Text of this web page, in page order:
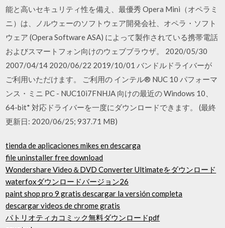
能と高いセキュリティ性を備え、最優秀 Opera Mini（オペラミ
ニ）は、ノルウェーのソフトウェア開発会社、オペラ・ソフト
ウェア (Opera Software ASA) によって製作されている携帯電話
およびスマートフォン向けのウェブブラウザ。 2020/05/30
2007/04/14 2020/06/22 2019/10/01 バンドルドライバーが
ご利用いただけます。 ご利用の インテル® NUC 10 パフォーマ
ンス・ミニ PC - NUC10i7FNHJA 向けの最近の Windows 10、
64-bit* 対応ドライバーを一度にダウンロードできます。 (最終
更新日: 2020/06/25; 937.71 MB)
tienda de aplicaciones mikes en descarga
file uninstaller free download
Wondershare Video＆DVD Converter Ultimateをダウンロード
waterfoxダウンロードバージョン26
paint shop pro 9 gratis descargar la versión completa
descargar videos de chrome gratis
パトリオティカコミック無料ダウンロードpdf